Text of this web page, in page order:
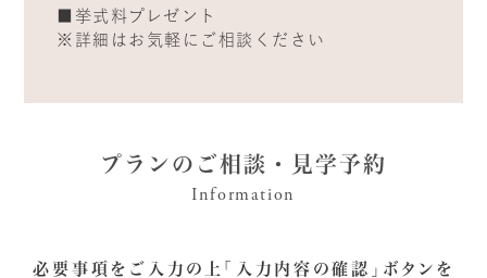
■挙式料プレゼント
※詳細はお気軽にご相談ください
プランのご相談・見学予約
Information
必要事項をご入力の上「入力内容の確認」ボタンを